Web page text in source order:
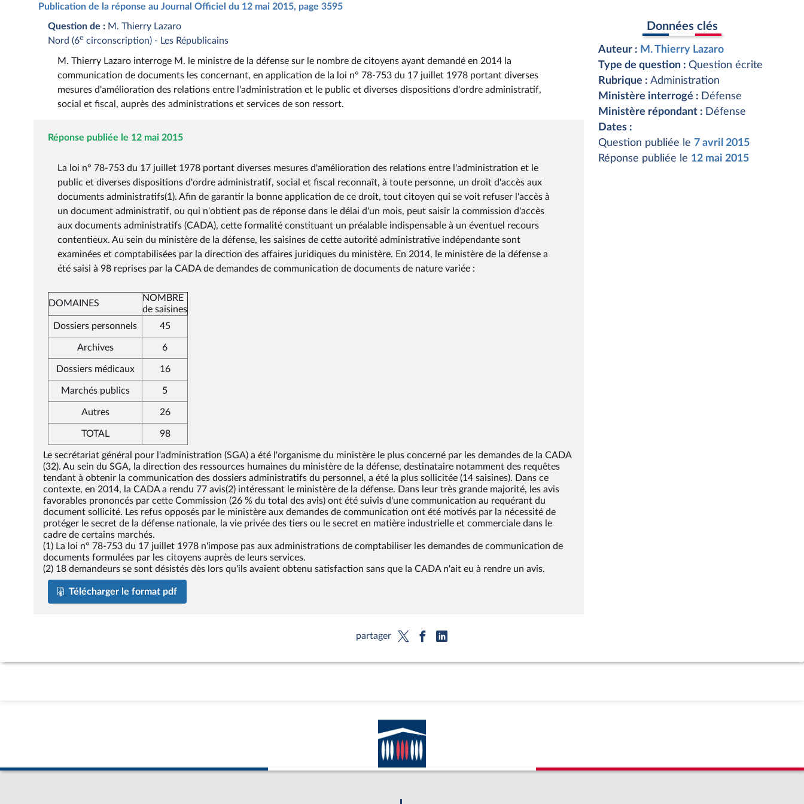
Publication de la réponse au Journal Officiel du 12 mai 2015, page 3595
Question de : M. Thierry Lazaro
Nord (6e circonscription) - Les Républicains
M. Thierry Lazaro interroge M. le ministre de la défense sur le nombre de citoyens ayant demandé en 2014 la
communication de documents les concernant, en application de la loi n° 78-753 du 17 juillet 1978 portant diverses
mesures d'amélioration des relations entre l'administration et le public et diverses dispositions d'ordre administratif,
social et fiscal, auprès des administrations et services de son ressort.
Réponse publiée le 12 mai 2015
La loi n° 78-753 du 17 juillet 1978 portant diverses mesures d'amélioration des relations entre l'administration et le
public et diverses dispositions d'ordre administratif, social et fiscal reconnaît, à toute personne, un droit d'accès aux
documents administratifs(1). Afin de garantir la bonne application de ce droit, tout citoyen qui se voit refuser l'accès à
un document administratif, ou qui n'obtient pas de réponse dans le délai d'un mois, peut saisir la commission d'accès
aux documents administratifs (CADA), cette formalité constituant un préalable indispensable à un éventuel recours
contentieux. Au sein du ministère de la défense, les saisines de cette autorité administrative indépendante sont
examinées et comptabilisées par la direction des affaires juridiques du ministère. En 2014, le ministère de la défense a
été saisi à 98 reprises par la CADA de demandes de communication de documents de nature variée :
DOMAINES
NOMBRE
de saisines
Dossiers personnels
45
Archives 6
Dossiers médicaux 16
Marchés publics 5
Autres 26
TOTAL 98
Le secrétariat général pour l'administration (SGA) a été l'organisme du ministère le plus concerné par les demandes de la CADA
(32). Au sein du SGA, la direction des ressources humaines du ministère de la défense, destinataire notamment des requêtes
tendant à obtenir la communication des dossiers administratifs du personnel, a été la plus sollicitée (14 saisines). Dans ce
contexte, en 2014, la CADA a rendu 77 avis(2) intéressant le ministère de la défense. Dans leur très grande majorité, les avis
favorables prononcés par cette Commission (26 % du total des avis) ont été suivis d'une communication au requérant du
document sollicité. Les refus opposés par le ministère aux demandes de communication ont été motivés par la nécessité de
protéger le secret de la défense nationale, la vie privée des tiers ou le secret en matière industrielle et commerciale dans le
cadre de certains marchés.
(1) La loi n° 78-753 du 17 juillet 1978 n'impose pas aux administrations de comptabiliser les demandes de communication de
documents formulées par les citoyens auprès de leurs services.
(2) 18 demandeurs se sont désistés dès lors qu'ils avaient obtenu satisfaction sans que la CADA n'ait eu à rendre un avis.
Télécharger le format pdf
Données clés
Auteur : M. Thierry Lazaro
Type de question : Question écrite
Rubrique : Administration
Ministère interrogé : Défense
Ministère répondant : Défense
Dates :
Question publiée le 7 avril 2015
Réponse publiée le 12 mai 2015
partager